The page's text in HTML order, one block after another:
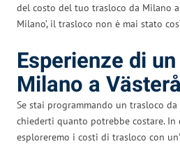
del costo del tuo trasloco da Milano a
Milano’, il trasloco non è mai stato
Esperienze di
Milano a
Se stai programmando un trasloco
chiederti quanto potrebbe costare. In
esploreremo i costi di trasloco con